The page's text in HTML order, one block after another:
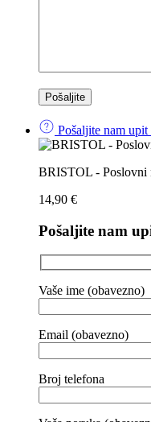
Pošaljite nam
BRISTOL - Poslovni
14,90 €
Pošaljite nam
Vaše ime (obavezno)
Email (obavezno)
Broj telefona